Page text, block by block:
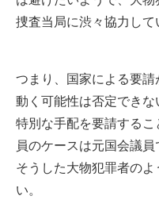
捜査当局に渋々協力して
つまり、国家による要
動く可能性は否定でき
特別な手配を要請する
員のケースは元国会議
そうした大物犯罪者のよ
い。